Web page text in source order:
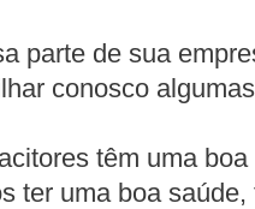
parte de sua
conosco
têm uma
ter uma boa